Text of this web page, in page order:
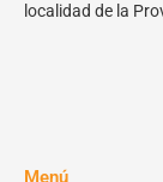
localidad de la
Menú